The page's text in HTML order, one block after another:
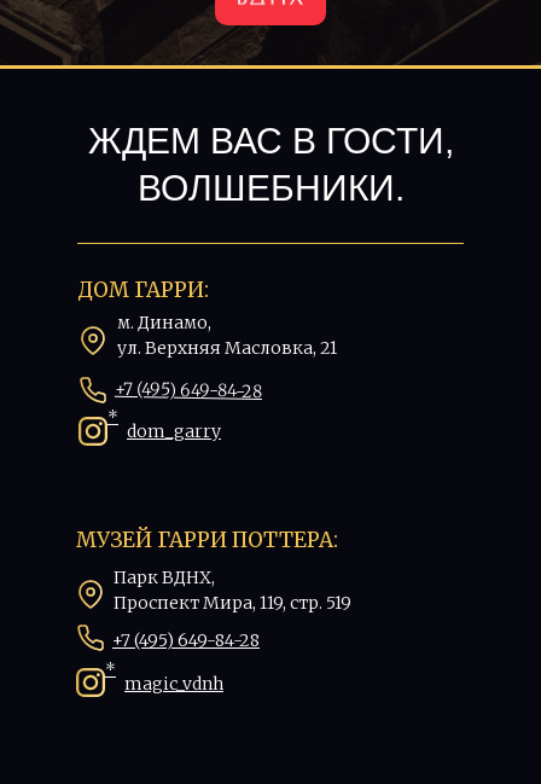
ЖДЕМ ВАС В ГОСТИ,
ВОЛШЕБНИКИ.
ДОМ ГАРРИ:
м. Динамо,
ул. Верхняя Масловка, 21
МУЗЕЙ ГАРРИ ПОТТЕРА:
Парк ВДНХ,
Проспект Мира, 119, стр. 519
magic_vdnh
+7 (495) 649-84-28
*
*
dom_garry
+7 (495) 649-84-28